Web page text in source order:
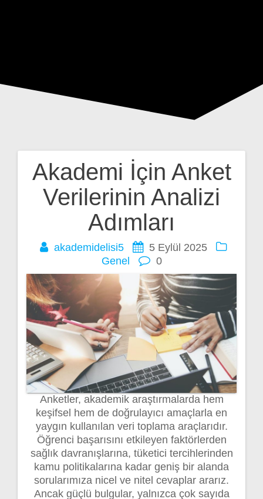
Akademi İçin Anket
Verilerinin Analizi
Adımları
akademidelisi5
5 Eylül 2025
Genel
0
Anketler, akademik araştırmalarda hem
keşifsel hem de doğrulayıcı amaçlarla en
yaygın kullanılan veri toplama araçlarıdır.
Öğrenci başarısını etkileyen faktörlerden
sağlık davranışlarına, tüketici tercihlerinden
kamu politikalarına kadar geniş bir alanda
sorularımıza nicel ve nitel cevaplar ararız.
Ancak güçlü bulgular, yalnızca çok sayıda
Yazı
gezinmesi